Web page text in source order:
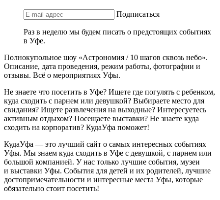
Подписаться
Раз в неделю мы будем писать о предстоящих событиях
в Уфе.
Полнокупольное шоу «Астрономия / 10 шагов сквозь небо».
Описание, дата проведения, режим работы, фотографии и
отзывы. Всё о мероприятиях Уфы.
Не знаете что посетить в Уфе? Ищете где погулять с ребенком,
куда сходить с парнем или девушкой? Выбираете место для
свидания? Ищете развлечения на выходные? Интересуетесь
активным отдыхом? Посещаете выставки? Не знаете куда
сходить на корпоратив? КудаУфа поможет!
КудаУфа — это лучший сайт о самых интересных событиях
Уфы. Мы знаем куда сходить в Уфе с девушкой, с парнем или
большой компанией. У нас только лучшие события, музеи
и выставки Уфы. События для детей и их родителей, лучшие
достопримечательности и интересные места Уфы, которые
обязательно стоит посетить!